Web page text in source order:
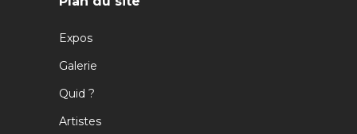
Expos
Galerie
Quid ?
Artistes